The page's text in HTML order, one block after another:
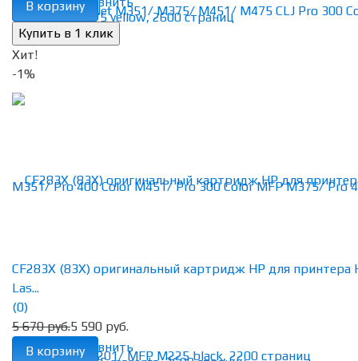
В корзину
Хит!
-1%
избранное сравнить
CF283X (83X) оригинальный картридж HP для принтера
Las...
(0)
5 670 руб.5 590 руб.
В корзину